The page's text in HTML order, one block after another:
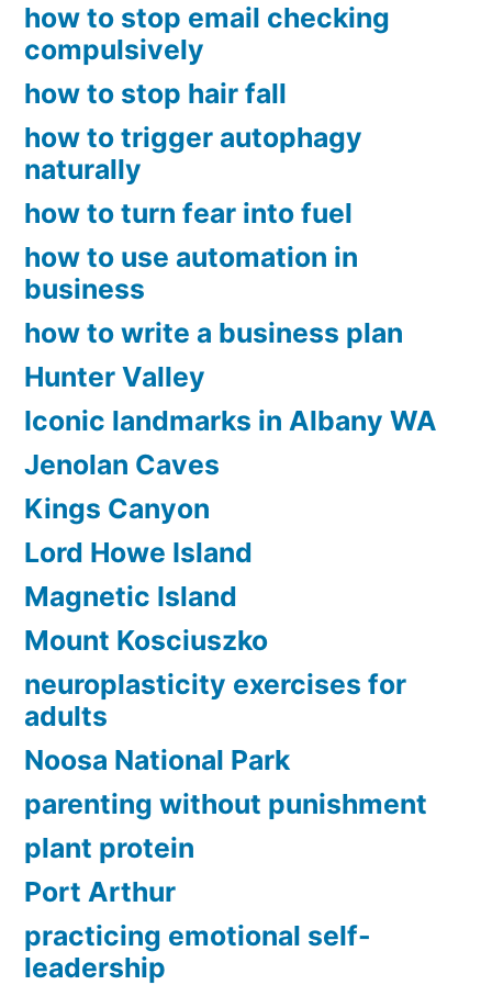
how to stop email checking
compulsively
how to stop hair fall
how to trigger autophagy
naturally
how to turn fear into fuel
how to use automation in
business
how to write a business plan
Hunter Valley
Iconic landmarks in Albany WA
Jenolan Caves
Kings Canyon
Lord Howe Island
Magnetic Island
Mount Kosciuszko
neuroplasticity exercises for
adults
Noosa National Park
parenting without punishment
plant protein
Port Arthur
practicing emotional self-
leadership